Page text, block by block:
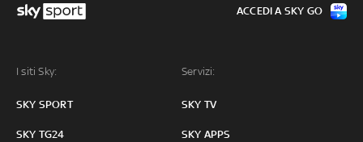
I siti Sky:
SKY SPORT
SKY TG24
Servizi:
SKY TV
SKY APPS
ACCEDI A SKY GO